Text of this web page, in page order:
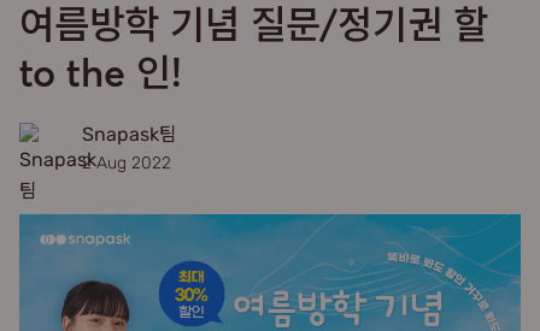
여름방학 기념 질문/정기권 할
to the 인!
Snapask팀
2 Aug 2022